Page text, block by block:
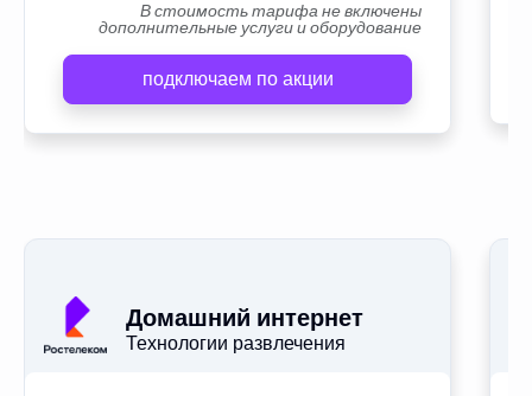
В стоимость тарифа не включены
дополнительные услуги и оборудование
подключаем по акции
Домашний интернет
Технологии развлечения